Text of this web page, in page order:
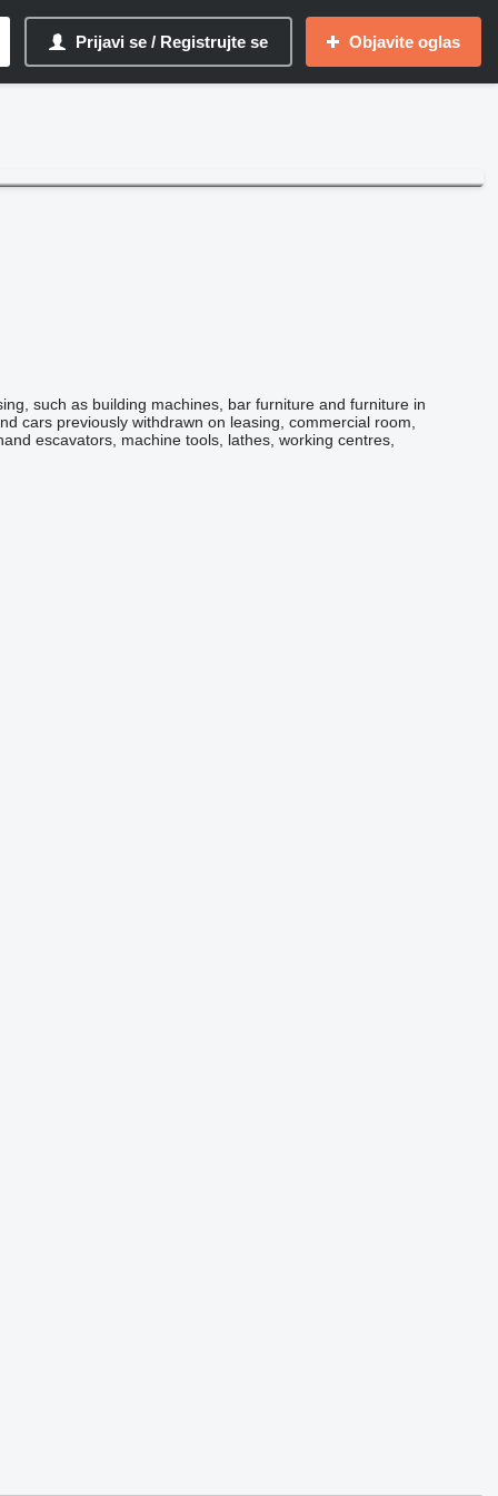
Prijavi se / Registrujte se Objavite oglas
such as building machines, bar furniture and furniture in
cars previously withdrawn on leasing, commercial room,
escavators, machine tools, lathes, working centres,